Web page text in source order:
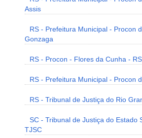
Assis
RS - Prefeitura Municipal - Procon
Gonzaga
RS - Procon - Flores da Cunha - RS
RS - Prefeitura Municipal - Procon
RS - Tribunal de Justiça do Rio
SC - Tribunal de Justiça do Estado
TJSC